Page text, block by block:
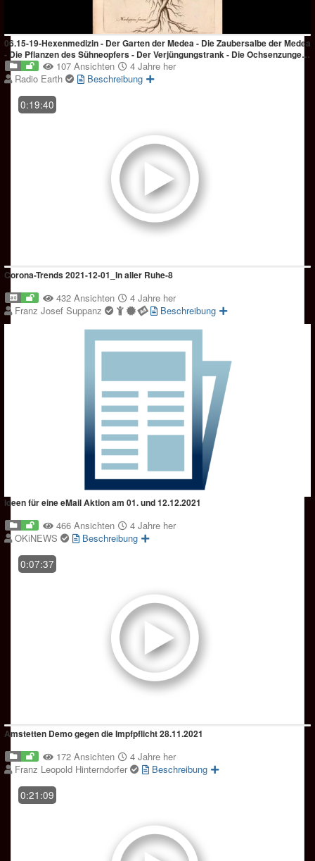
06.15-19-Hexenmedizin - Der Garten der Medea - Die Zaubersalbe der Medea
- Die Pflanzen des Sühneopfers - Der Verjüngungstrank - Die Ochsenzunge
als Heilmittel 107 Ansichten
4 Jahre her
Radio Earth
Beschreibung
0:19:40
Corona-Trends 2021-12-01_In aller Ruhe-8
432 Ansichten
4 Jahre her
Franz Josef Suppanz
Beschreibung
Ideen für eine eMail Aktion am 01. und 12.12.2021
466 Ansichten
4 Jahre her
OKiNEWS
Beschreibung
0:07:37
Amstetten Demo gegen die Impfpflicht 28.11.2021
172 Ansichten
4 Jahre her
Franz Leopold Hinterndorfer
Beschreibung
0:21:09